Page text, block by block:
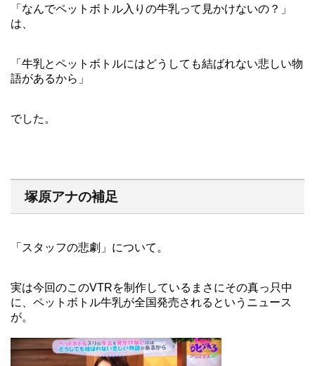
「なんでペットボトル入りの牛乳って見かけないの？」
は、
「牛乳とペットボトルにはどうしても結ばれない悲しい物
語があるから」
でした。
塚原アナの補足
「スタッフの悲劇」について。
実は今回のこのVTRを制作しているまさにその真っ只中
に、ペットボトル牛乳が全国発売されるというニュース
が。